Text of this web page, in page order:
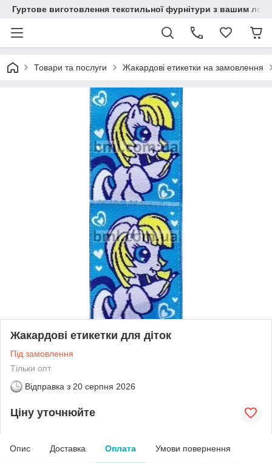
Гуртове виготовлення текстильної фурнітури з вашим
Товари та послуги Жакардові етикетки на замовлення
Жакардові етикетки для діток
Під замовлення
Тільки опт
Відправка з 20 серпня 2026
Ціну уточнюйте
Опис Доставка Оплата Умови повернення